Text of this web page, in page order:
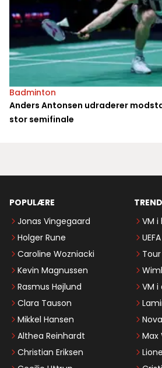
Badminton
Anders Antonsen udraderer
stor semifinale
POPULÆRE
Jonas Vingegaard
Holger Rune
Caroline Wozniacki
Kevin Magnussen
Rasmus Højlund
Clara Tauson
Mikkel Hansen
Althea Reinhardt
Christian Eriksen
VM i
VM i
Max